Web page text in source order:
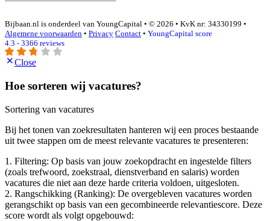
Bijbaan.nl is onderdeel van YoungCapital • © 2026 • KvK nr: 34330199 •
Algemene voorwaarden • Privacy Contact • YoungCapital score
4.3 - 3366 reviews
Close
Hoe sorteren wij vacatures?
Sortering van vacatures
Bij het tonen van zoekresultaten hanteren wij een proces bestaande
uit twee stappen om de meest relevante vacatures te presenteren:
1. Filtering: Op basis van jouw zoekopdracht en ingestelde filters
(zoals trefwoord, zoekstraal, dienstverband en salaris) worden
vacatures die niet aan deze harde criteria voldoen, uitgesloten.
2. Rangschikking (Ranking): De overgebleven vacatures worden
gerangschikt op basis van een gecombineerde relevantiescore. Deze
score wordt als volgt opgebouwd: